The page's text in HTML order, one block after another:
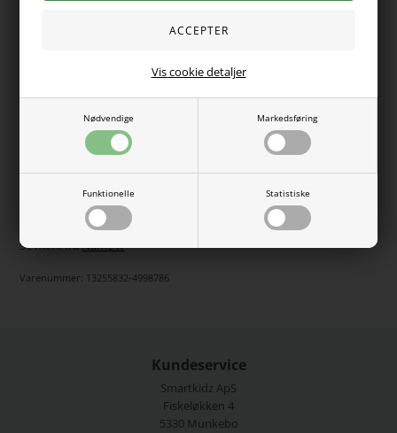
Nødvendige Markedsføring
Funktionelle Statistiske
Vis cookie detaljer
Mega fin body fra Name it. Den er lavet med lange ærmer, er
rund i halsen og er lavet i en blød og lækker ribbet kvalitet.
95% økologisk bomuld, 5% elastan.
Se mere fraName It
Varenummer: 13255832-4998786
Kundeservice
Smartkidz ApS
Fiskeløkken 4
5330 Munkebo